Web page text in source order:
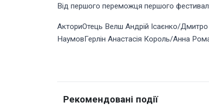
Від першого переможця першого
АкториОтець Велш Андрій Ісаєнко/
НаумовГерлін Анастасія Король/Анна
Рекомендовані події